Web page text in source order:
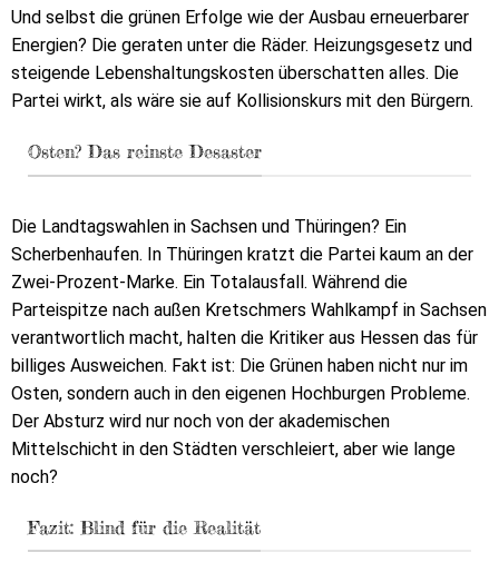
Und selbst die grünen Erfolge wie der Ausbau erneuerbarer
Energien? Die geraten unter die Räder. Heizungsgesetz und
steigende Lebenshaltungskosten überschatten alles. Die
Partei wirkt, als wäre sie auf Kollisionskurs mit den Bürgern.
Osten? Das reinste Desaster
Die Landtagswahlen in Sachsen und Thüringen? Ein
Scherbenhaufen. In Thüringen kratzt die Partei kaum an der
Zwei-Prozent-Marke. Ein Totalausfall. Während die
Parteispitze nach außen Kretschmers Wahlkampf in Sachsen
verantwortlich macht, halten die Kritiker aus Hessen das für
billiges Ausweichen. Fakt ist: Die Grünen haben nicht nur im
Osten, sondern auch in den eigenen Hochburgen Probleme.
Der Absturz wird nur noch von der akademischen
Mittelschicht in den Städten verschleiert, aber wie lange
noch?
Fazit: Blind für die Realität